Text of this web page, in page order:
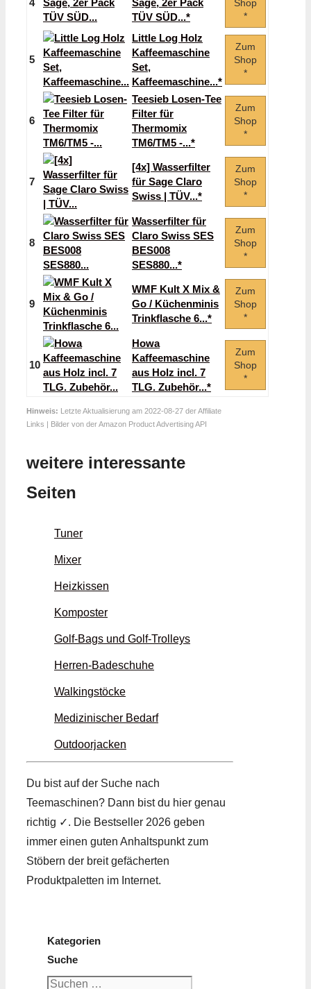
4
Sage, 2er Pack
TÜV SÜD...*
Shop
*
5
Little Log Holz
Kaffeemaschine
Set,
Kaffeemaschine...*
Zum
Shop
*
6
Teesieb Losen-Tee
Filter für
Thermomix
TM6/TM5 -...*
Zum
Shop
*
7
[4x] Wasserfilter
für Sage Claro
Swiss | TÜV...*
Zum
Shop
*
8
Wasserfilter für
Claro Swiss SES
BES008
SES880...*
Zum
Shop
*
9
WMF Kult X Mix &
Go / Küchenminis
Trinkflasche 6...*
Zum
Shop
*
10
Howa
Kaffeemaschine
aus Holz incl. 7
TLG. Zubehör...*
Zum
Shop
*
Hinweis: Letzte Aktualisierung am 2022-08-27 der Affiliate
Links | Bilder von der Amazon Product Advertising API
weitere interessante
Seiten
Tuner
Mixer
Heizkissen
Komposter
Golf-Bags und Golf-Trolleys
Herren-Badeschuhe
Walkingstöcke
Medizinischer Bedarf
Outdoorjacken
Du bist auf der Suche nach
Teemaschinen? Dann bist du hier genau
richtig ✓. Die Bestseller 2026 geben
immer einen guten Anhaltspunkt zum
Stöbern der breit gefächerten
Produktpaletten im Internet.
Kategorien
Suche
Suchen